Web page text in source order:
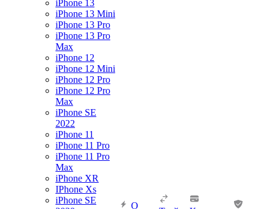
iPhone 13
iPhone 13 Mini
iPhone 13 Pro
iPhone 13 Pro
Max
iPhone 12
iPhone 12 Mini
iPhone 12 Pro
iPhone 12 Pro
Max
iPhone SE
2022
iPhone 11
iPhone 11 Pro
iPhone 11 Pro
Max
iPhone XR
IPhone Xs
iPhone SE
О